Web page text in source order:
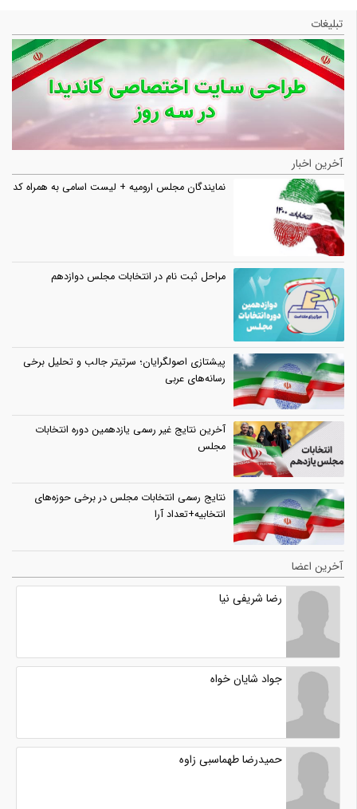
تبلیغات
آخرین اخبار
نمایندگان مجلس ارومیه + لیست اسامی به همراه کد
مراحل ثبت نام در انتخابات مجلس دوازدهم
پیشتازی اصولگرایان؛ سرتیتر جالب و تحلیل برخی
رسانه‌های عربی
آخرین نتایج غیر رسمی یازدهمین دوره انتخابات
مجلس
نتایج رسمی انتخابات مجلس در برخی حوزه‌های
انتخابیه+تعداد آرا
آخرین اعضا
رضا شریفی نیا
جواد شایان خواه
حمیدرضا طهماسبی زاوه